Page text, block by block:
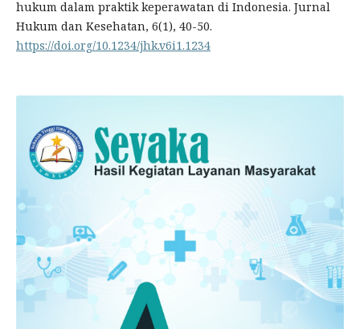
hukum dalam praktik keperawatan di Indonesia. Jurnal
Hukum dan Kesehatan, 6(1), 40-50.
https://doi.org/10.1234/jhk.v6i1.1234